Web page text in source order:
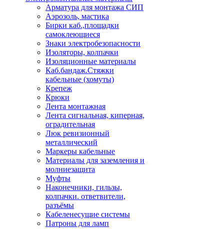
Арматура для монтажа СИП
Аэрозоль, мастика
Бирки каб.,площадки
самоклеющиеся
Знаки электробезопасности
Изоляторы, колпачки
Изоляционные материалы
Каб.бандаж.Стяжки
кабельные (хомуты)
Крепеж
Крюки
Лента монтажная
Лента сигнальная, киперная,
оградительная
Люк ревизионный
металлический
Маркеры кабельные
Материалы для заземления и
молниезащита
Муфты
Наконечники, гильзы,
колпачки. ответвители,
разъёмы
Кабеленесущие системы
Патроны для ламп